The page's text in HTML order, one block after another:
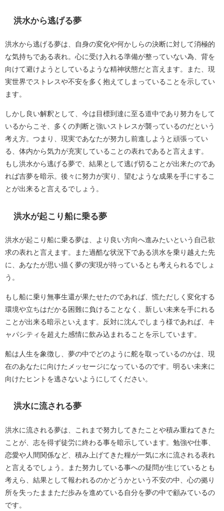
洪水から逃げる夢
洪水から逃げる夢は、自身の変化や何かしらの決断に対して消極的
な気持ちである表れ。心に受け入れる準備が整っていない為、背を
向けて避けようとしているような精神状態だと言えます。また、現
実世界でストレスや不安を多く抱えてしまっていることを示してい
ます。
しかし良い解釈として、今は目標到達に至る道中であり努力をして
いるからこそ、多くの判断と強いストレスが襲っているのだという
考え方。つまり、現実であなたが努力し前進しようと頑張ってい
る、体内から気力が充実していることの表れであると言えます。
もし洪水から逃げる夢で、結果として逃げ切ることが出来たのであ
れば吉夢を暗示。後々に努力が実り、望むような成果を手にするこ
とが出来ると言えるでしょう。
洪水が起こり船に乗る夢
洪水が起こり船に乗る夢は、より良い方向へ進みたいという自己欲
求の表れと言えます。また過酷な状況下である洪水を乗り越えた先
に、あなたが思い描く夢の実現が待っているとも考えられるでしょ
う。
もし船に乗り無事生還が果たせたのであれば、慌ただしく変化する
環境や立ちはだかる困難に負けることなく、新しい未来を手にれる
ことが出来る暗示といえます。反対に沈んでしまう様であれば、キ
ャパシティを超えた感情に飲み込まれることを示しています。
船は人生を象徴し、夢の中でどのように舵を取っているのかは、現
在のあなたに向けたメッセージになっているのです。明るい未来に
向けたヒントを逃さないようにしてください。
洪水に流される夢
洪水に流される夢は、これまで努力してきたことや積み重ねてきた
ことが、志を得ず徒労に終わる事を暗示しています。勉強や仕事、
恋愛や人間関係など、積み上げてきた糧が一気に水に流される表れ
と言えるでしょう。また努力している事への疑問が生じているとも
考えら、結果として報われるのかどうかという不安の中、心の拠り
所を失ったままただ歩みを進めている自分を夢の中で顧みているの
です。